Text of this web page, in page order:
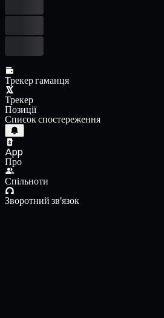
Трекер гаманця
Трекер
Позиції
Список спостереження
App
Про
Спільноти
Зворотний зв'язок